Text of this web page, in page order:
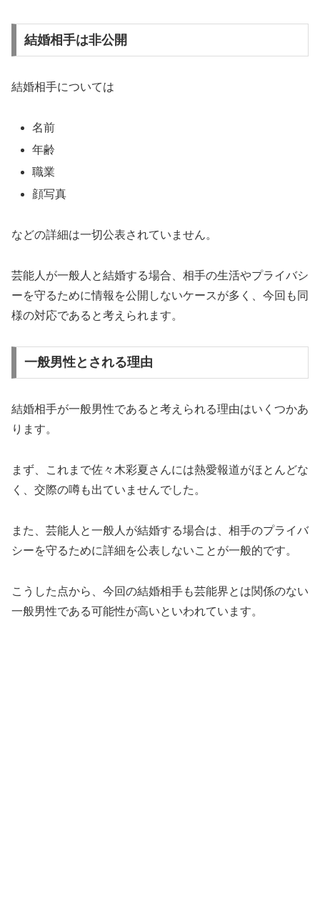
結婚相手は非公開
結婚相手については
名前
年齢
職業
顔写真
などの詳細は一切公表されていません。
芸能人が一般人と結婚する場合、相手の生活やプライバシ
ーを守るために情報を公開しないケースが多く、今回も同
様の対応であると考えられます。
一般男性とされる理由
結婚相手が一般男性であると考えられる理由はいくつかあ
ります。
まず、これまで佐々木彩夏さんには熱愛報道がほとんどな
く、交際の噂も出ていませんでした。
また、芸能人と一般人が結婚する場合は、相手のプライバ
シーを守るために詳細を公表しないことが一般的です。
こうした点から、今回の結婚相手も芸能界とは関係のない
一般男性である可能性が高いといわれています。